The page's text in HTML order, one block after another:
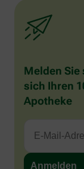
Melden Sie
sich Ihren
Apotheke